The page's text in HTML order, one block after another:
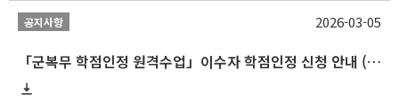
공지사항
「군복무 학점인정 원격수업」이수자 학점인정 신청 안내 (2025-2 이전 군복무 원격수업 수강자 필독)
2026-03-05